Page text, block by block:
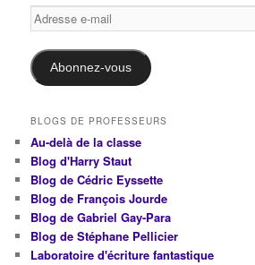
Adresse
e-
mail
Abonnez-vous
BLOGS DE PROFESSEURS
Au-delà de la classe
Blog d'Harry Staut
Blog de Cédric Eyssette
Blog de François Jourde
Blog de Gabriel Gay-Para
Blog de Stéphane Pellicier
Laboratoire d'écriture fantastique